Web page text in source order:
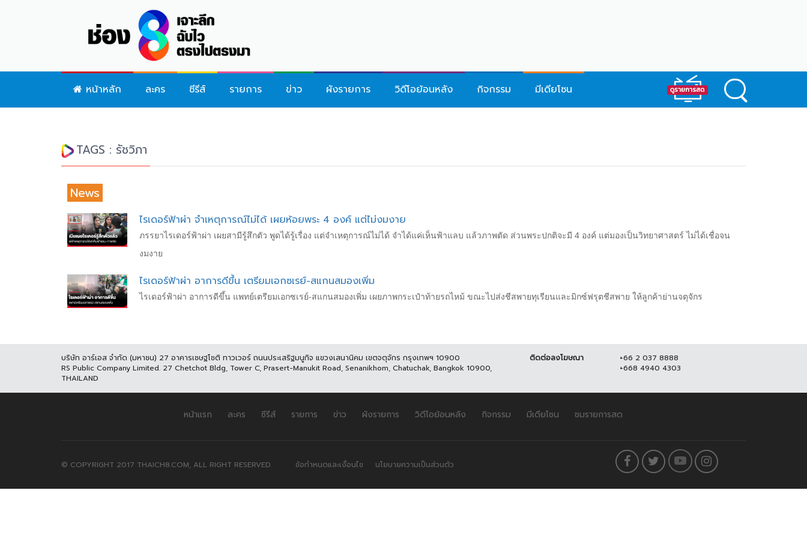
หน้าหลัก ละคร ซีรีส์ รายการ ข่าว ผังรายการ วิดีโอย้อนหลัง กิจกรรม มีเดียโซน
TAGS : รัชวิภา
News
ไรเดอร์ฟ้าผ่า จำเหตุการณ์ไม่ได้ เผยห้อยพระ 4 องค์ แต่ไม่งมงาย
ภรรยาไรเดอร์ฟ้าผ่า เผยสามีรู้สึกตัว พูดได้รู้เรื่อง แต่จำเหตุการณ์ไม่ได้ จำได้แค่เห็นฟ้าแลบ แล้วภาพตัด ส่วนพระปกติจะมี 4 องค์ แต่มองเป็นวิทยาศาสตร์ ไม่ได้เชื่อจน
งมงาย
ไรเดอร์ฟ้าผ่า อาการดีขึ้น เตรียมเอกซเรย์-สแกนสมองเพิ่ม
ไรเดอร์ฟ้าผ่า อาการดีขึ้น แพทย์เตรียมเอกซเรย์-สแกนสมองเพิ่ม เผยภาพกระเป๋าท้ายรถไหม้ ขณะไปส่งชีสพายทุเรียนและมิกซ์ฟรุตชีสพาย ให้ลูกค้าย่านจตุจักร
บริษัท อาร์เอส จำกัด (มหาชน) 27 อาคารเชษฐโชติ ทาวเวอร์ ถนนประเสริฐมนูกิจ แขวงเสนานิคม เขตจตุจักร กรุงเทพฯ 10900
RS Public Company Limited. 27 Chetchot Bldg, Tower C, Prasert-Manukit Road, Senanikhom, Chatuchak, Bangkok 10900,
THAILAND
ติดต่อลงโฆษณา
+66 2 037 8888
+668 4940 4303
หน้าแรก ละคร ซีรีส์ รายการ ข่าว ผังรายการ วิดีโอย้อนหลัง กิจกรรม มีเดียโซน ชมรายการสด
© COPYRIGHT 2017 THAICH8.COM, ALL RIGHT RESERVED. ข้อกำหนดและเงื่อนไข นโยบายความเป็นส่วนตัว